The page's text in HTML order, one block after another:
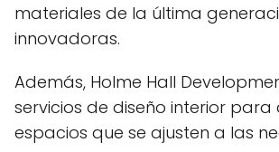
materiales de la última
innovadoras.
Además, Holme Hall
servicios de diseño interior para
espacios que se ajusten a las